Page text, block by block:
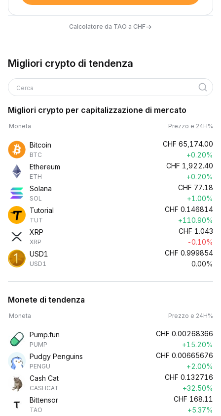
Calcolatore da TAO a CHF→
Migliori crypto di tendenza
Cerca
Migliori crypto per capitalizzazione di mercato
Moneta Prezzo e 24H%
Bitcoin
BTC
CHF 65,174.00
+0.20%
Ethereum
ETH
CHF 1,922.40
+0.20%
Solana
SOL
CHF 77.18
+1.00%
Tutorial
TUT
CHF 0.146814
+110.90%
XRP
XRP
CHF 1.043
-0.10%
USD1
USD1
CHF 0.999854
0.00%
Monete di tendenza
Moneta Prezzo e 24H%
Pump.fun
PUMP
CHF 0.00268366
+15.20%
Pudgy Penguins
PENGU
CHF 0.00665676
+2.00%
Cash Cat
CASHCAT
CHF 0.132716
+32.50%
Bittensor
TAO
CHF 168.11
+5.37%